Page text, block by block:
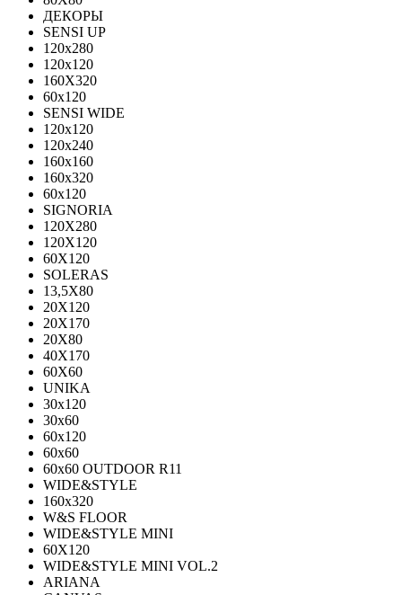
ДЕКОРЫ
SENSI UP
120x280
120х120
160X320
60х120
SENSI WIDE
120x120
120x240
160x160
160x320
60x120
SIGNORIA
120X280
120Х120
60X120
SOLERAS
13,5Х80
20Х120
20Х170
20Х80
40Х170
60Х60
UNIKA
30х120
30х60
60х120
60х60
60х60 OUTDOOR R11
WIDE&STYLE
160x320
W&S FLOOR
WIDE&STYLE MINI
60X120
WIDE&STYLE MINI VOL.2
ARIANA